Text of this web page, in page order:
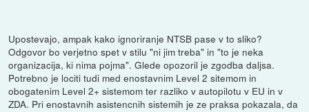
Upostevajo, ampak kako ignoriranje NTSB pase v to sliko?
Odgovor bo verjetno spet v stilu "ni jim treba" in "to je neka
organizacija, ki nima pojma". Glede opozoril je zgodba daljsa.
Potrebno je lociti tudi med enostavnim Level 2 sitemom in
obogatenim Level 2+ sistemom ter razliko v autopilotu v EU in v
ZDA. Pri enostavnih asistencnih sistemih je ze praksa pokazala, da